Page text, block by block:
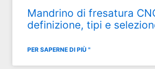
Mandrino di fresatura
definizione, tipi e
PER SAPERNE DI PIÙ "